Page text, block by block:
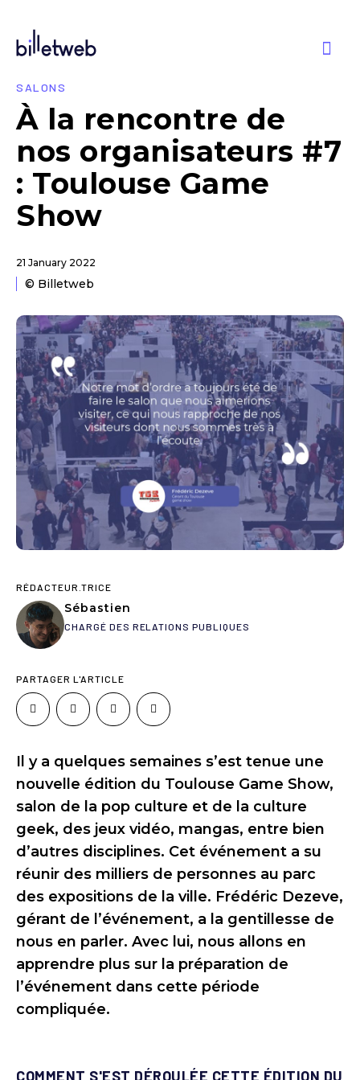
SALONS
À la rencontre de
nos organisateurs #7
: Toulouse Game
Show
21 January 2022
© Billetweb
RÉDACTEUR.TRICE
Sébastien
CHARGÉ DES RELATIONS PUBLIQUES
PARTAGER L'ARTICLE
Il y a quelques semaines s’est tenue une
nouvelle édition du Toulouse Game Show,
salon de la pop culture et de la culture
geek, des jeux vidéo, mangas, entre bien
d’autres disciplines. Cet événement a su
réunir des milliers de personnes au parc
des expositions de la ville. Frédéric Dezeve,
gérant de l’événement, a la gentillesse de
nous en parler. Avec lui, nous allons en
apprendre plus sur la préparation de
l’événement dans cette période
compliquée.
COMMENT S'EST DÉROULÉE CETTE ÉDITION DU